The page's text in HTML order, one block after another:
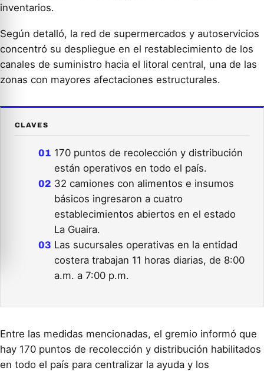
inventarios.
Según detalló, la red de supermercados y autoservicios
concentró su despliegue en el restablecimiento de los
canales de suministro hacia el litoral central, una de las
zonas con mayores afectaciones estructurales.
CLAVES
170 puntos de recolección y distribución
están operativos en todo el país.
32 camiones con alimentos e insumos
básicos ingresaron a cuatro
establecimientos abiertos en el estado
La Guaira.
Las sucursales operativas en la entidad
costera trabajan 11 horas diarias, de 8:00
a.m. a 7:00 p.m.
Entre las medidas mencionadas, el gremio informó que
hay 170 puntos de recolección y distribución habilitados
en todo el país para centralizar la ayuda y los